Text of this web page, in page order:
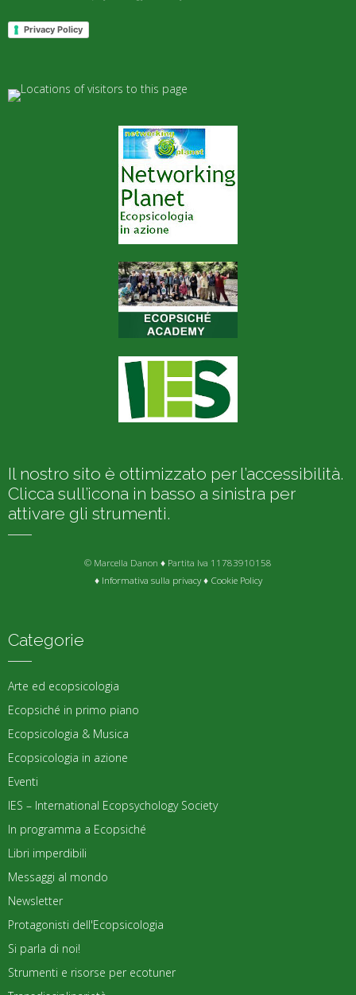
Privacy Policy
Il nostro sito è ottimizzato per l’accessibilità.
Clicca sull’icona in basso a sinistra per
attivare gli strumenti.
© Marcella Danon ♦ Partita Iva 11783910158
♦ Informativa sulla privacy♦ Cookie Policy
Categorie
Arte ed ecopsicologia
Ecopsiché in primo piano
Ecopsicologia & Musica
Ecopsicologia in azione
Eventi
IES – International Ecopsychology Society
In programma a Ecopsiché
Libri imperdibili
Messaggi al mondo
Newsletter
Protagonisti dell'Ecopsicologia
Si parla di noi!
Strumenti e risorse per ecotuner